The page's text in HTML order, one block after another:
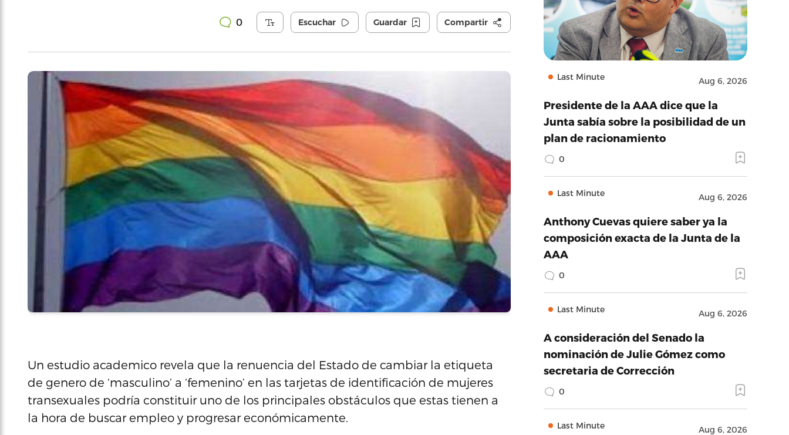
0 Escuchar Guardar Compartir
Un estudio academico revela que la renuencia del Estado de cambiar la etiqueta
de genero de ‘masculino’ a ‘femenino’ en las tarjetas de identificación de mujeres
transexuales podría constituir uno de los principales obstáculos que estas tienen a
la hora de buscar empleo y progresar económicamente.
Last Minute Aug 6, 2026
Presidente de la AAA dice que la
Junta sabía sobre la posibilidad de un
plan de racionamiento
0
Last Minute Aug 6, 2026
Anthony Cuevas quiere saber ya la
composición exacta de la Junta de la
AAA
0
Last Minute Aug 6, 2026
A consideración del Senado la
nominación de Julie Gómez como
secretaria de Corrección
0
Last Minute Aug 6, 2026